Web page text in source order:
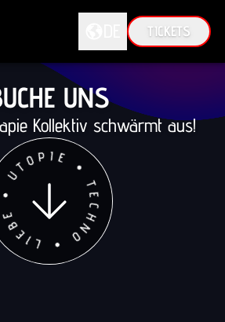
EN
TICKETS
UNS
Kollektiv schwärmt aus!